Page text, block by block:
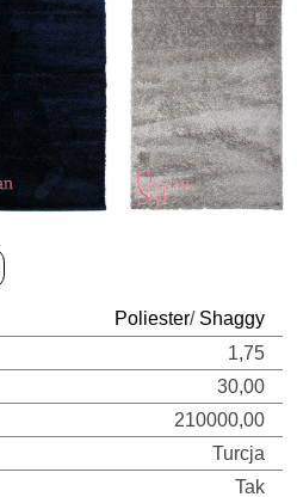
Poliester/ Shaggy
1,75
30,00
210000,00
Turcja
Tak